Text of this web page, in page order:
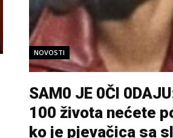
NOVOSTI
SAM0 JE 0Čl
100 života nećete
ko je pjevačica sa